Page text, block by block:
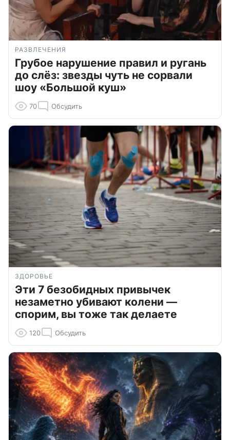
РАЗВЛЕЧЕНИЯ
Грубое нарушение правил и ругань
до слёз: звезды чуть не сорвали
шоу «Большой куш»
70 Обсудить
ЗДОРОВЬЕ
Эти 7 безобидных привычек
незаметно убивают колени —
спорим, вы тоже так делаете
120 Обсудить